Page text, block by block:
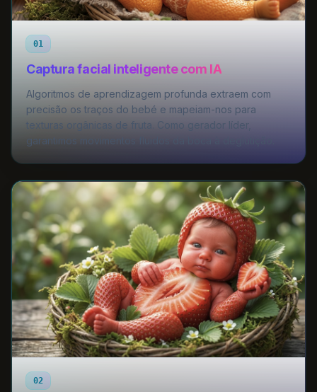
01
Captura facial inteligente com IA
Algoritmos de aprendizagem profunda extraem com
precisão os traços do bebé e mapeiam-nos para
texturas orgânicas de fruta. Como gerador líder,
garantimos movimentos fluidos da boca à deglutição.
02